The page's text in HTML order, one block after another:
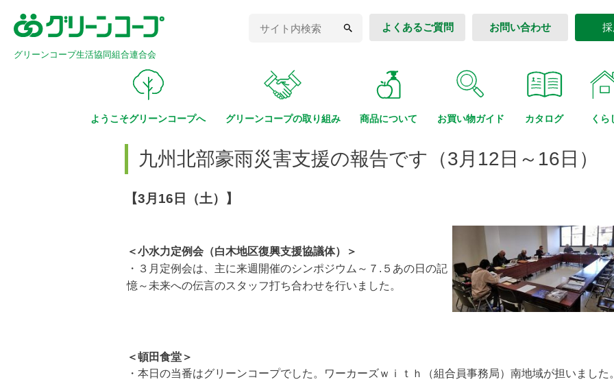
グリーンコープ生活協同組合連合会
よくあるご質問 お問い合わせ
ようこそグリーンコープへ グリーンコープの取り組み 商品について お買い物ガイド カタログ くら
九州北部豪雨災害支援の報告です（3月12日～16日）
【3月16日（土）】
＜小水力定例会（白木地区復興支援協議体）＞
・３月定例会は、主に来週開催のシンポジウム～７.５あの日の記
憶～未来への伝言のスタッフ打ち合わせを行いました。
＜頓田食堂＞
・本日の当番はグリーンコープでした。ワーカーズｗｉｔｈ（組合員事務局）南地域が担いました。